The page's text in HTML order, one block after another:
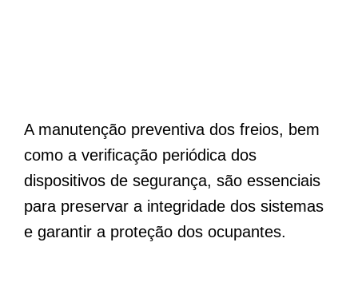
A manutenção preventiva dos freios, bem
como a verificação periódica dos
dispositivos de segurança, são essenciais
para preservar a integridade dos sistemas
e garantir a proteção dos ocupantes.